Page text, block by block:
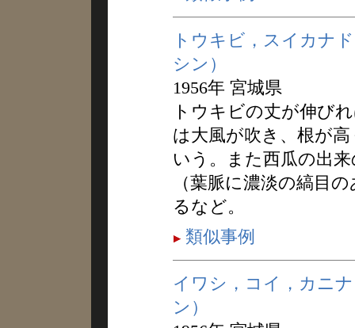
トウキビ，スイカナ
シン）
1956年 宮城県
トウキビの丈が伸び
は大風が吹き、根が
いう。また西瓜の出
（葉脈に濃淡の縞目
るなど。
類似事例
イワシ，コイ，カニ
ン）